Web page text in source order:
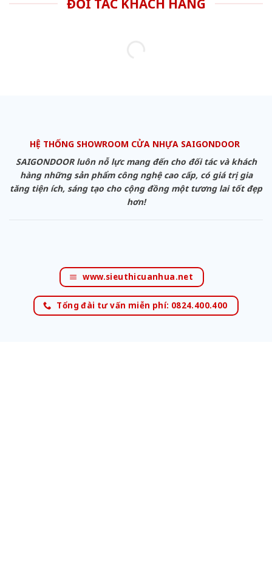
ĐỐI TÁC KHÁCH HÀNG
HỆ THỐNG SHOWROOM CỬA NHỰA SAIGONDOOR
SAIGONDOOR luôn nỗ lực mang đến cho đối tác và khách
hàng những sản phẩm công nghệ cao cấp, có giá trị gia
tăng tiện ích, sáng tạo cho cộng đồng một tương lai tốt đẹp
hơn!
www.sieuthicuanhua.net
Tổng đài tư vấn miễn phí: 0824.400.400